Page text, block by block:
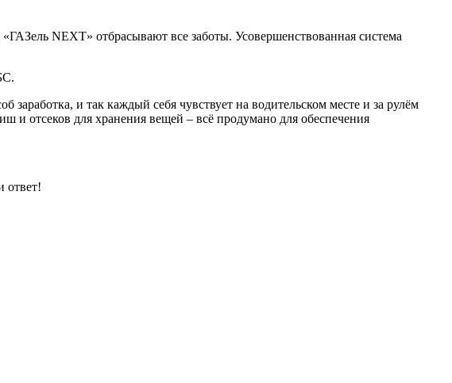
NEXT» отбрасывают все заботы. Усовершенствованная система
и так каждый себя чувствует на водительском месте и за рулём
и отсеков для хранения вещей – всё продумано для обеспечения
ответ!